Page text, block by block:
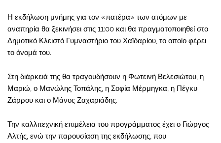
Η εκδήλωση μνήμης για τον «πατέρα» των ατόμων με
αναπηρία θα ξεκινήσει στις 11:00 και θα πραγματοποιηθεί στο
Δημοτικό Κλειστό Γυμναστήριο του Χαϊδαρίου, το οποίο φέρει
το όνομά του.
Στη διάρκειά της θα τραγουδήσουν η Φωτεινή Βελεσιώτου, η
Μαριώ, ο Μανώλης Τοπάλης, η Σοφία Μέρμηγκα, η Πέγκυ
Ζάρρου και ο Μάνος Ζαχαριάδης.
Την καλλιτεχνική επιμέλεια του προγράμματος έχει ο Γιώργος
Αλτής, ενώ την παρουσίαση της εκδήλωσης, που